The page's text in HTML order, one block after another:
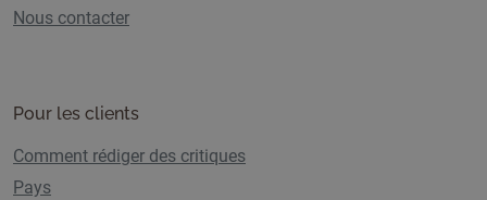
Nous contacter
Pour les clients
Comment rédiger des critiques
Pays